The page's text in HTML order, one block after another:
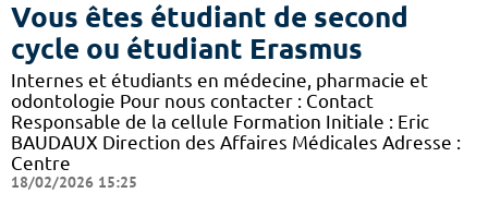
Vous êtes étudiant de second
cycle ou étudiant Erasmus
Internes et étudiants en médecine, pharmacie et
odontologie Pour nous contacter : Contact
Responsable de la cellule Formation Initiale : Eric
BAUDAUX Direction des Affaires Médicales Adresse :
Centre
18/02/2026 15:25